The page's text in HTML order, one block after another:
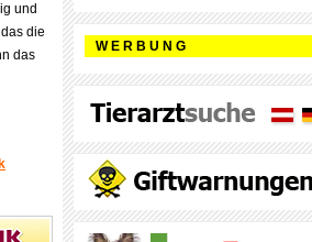
und
die
das
W E R B U N G